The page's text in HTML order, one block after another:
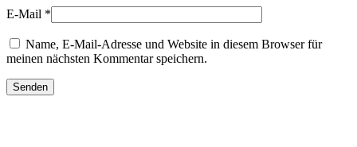
E-Mail *
Name, E-Mail-Adresse und Website in diesem Browser für
meinen nächsten Kommentar speichern.